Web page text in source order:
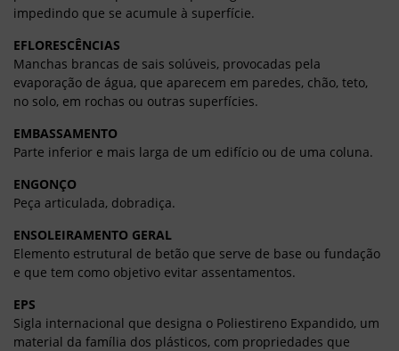
impedindo que se acumule à superfície.
EFLORESCÊNCIAS
Manchas brancas de sais solúveis, provocadas pela
evaporação de água, que aparecem em paredes, chão, teto,
no solo, em rochas ou outras superfícies.
EMBASSAMENTO
Parte inferior e mais larga de um edifício ou de uma coluna.
ENGONÇO
Peça articulada, dobradiça.
ENSOLEIRAMENTO GERAL
Elemento estrutural de betão que serve de base ou fundação
e que tem como objetivo evitar assentamentos.
EPS
Sigla internacional que designa o Poliestireno Expandido, um
material da família dos plásticos, com propriedades que